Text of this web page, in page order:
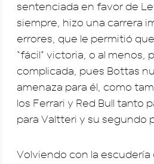
sentenciada en favor de
siempre, hizo una carrera
errores, que le permitió
“fácil” victoria, o al menos,
complicada, pues Bottas
amenaza para él, como
los Ferrari y Red Bull tanto
para Valtteri y su segundo
Volviendo con la escudería